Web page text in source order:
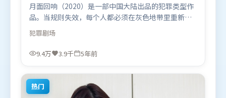
月面回响（2020）是一部中国大陆出品的犯罪类型作
品。当规则失效，每个人都必须在灰色地带里重新选
择立场与底线。叙事线索多线并进，最终在关键节点
收束。由毕赣执导，长泽雅美、孙艺珍、秦海璐，迪
皮卡·帕度柯妮、章子怡等联袂出演。影片于2020年
犯罪题材的观众观看。
犯罪剧场
9.4万 3.9千 5年前
热门